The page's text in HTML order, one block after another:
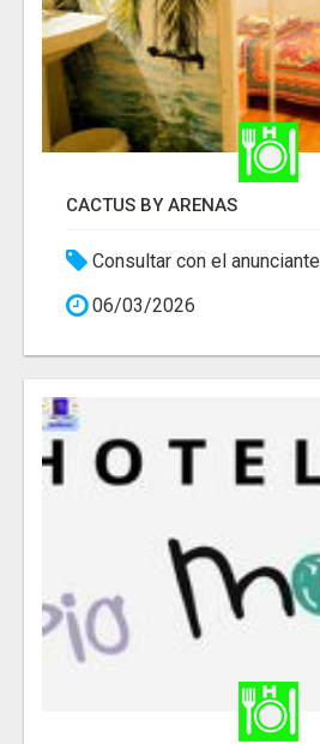
CACTUS BY ARENAS
Consultar con el anunciante
06/03/2026